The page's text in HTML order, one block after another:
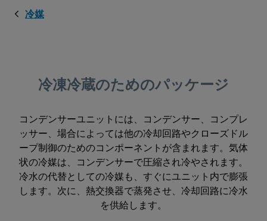
冷媒
冷凍冷蔵のためのパッケージ
コンデンサーユニットには、コンデンサー、コンプレ
ッサー、場合によっては他の冷却回路やクローズドル
ープ制御のためのコンポーネントが含まれます。気体
状の冷媒は、コンデンサーで圧縮され冷やされます。
冷水の代替としての冷媒も、すぐにユニット内で膨張
します。次に、熱交換器で蒸発させ、冷却回路に冷水
を供給します。